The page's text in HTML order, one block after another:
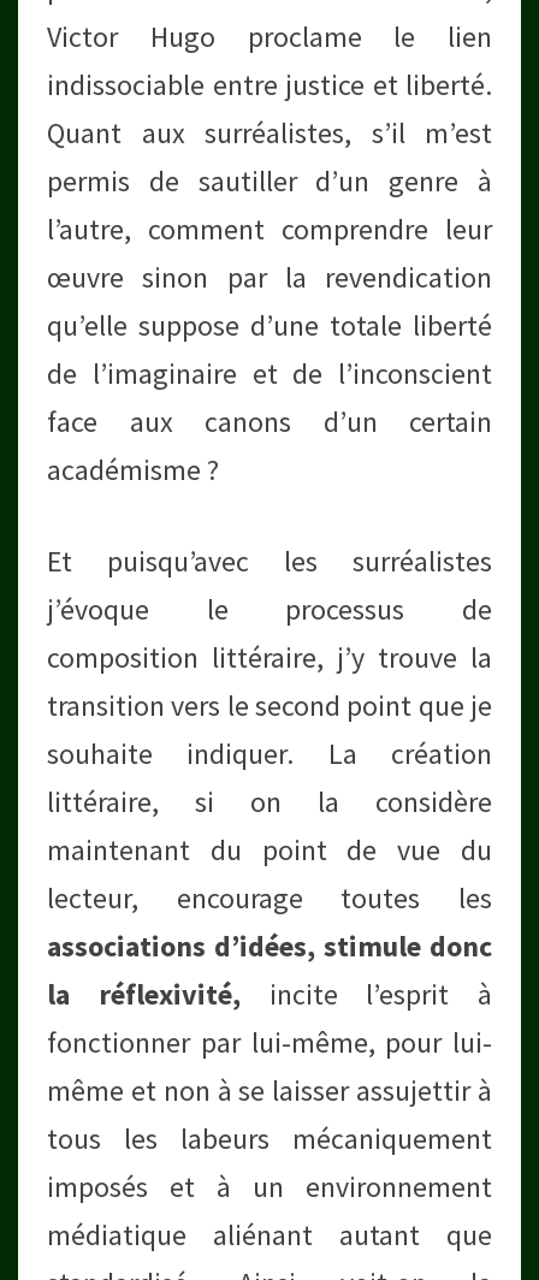
Victor Hugo proclame le lien
indissociable entre justice et liberté.
Quant aux surréalistes, s’il m’est
permis de sautiller d’un genre à
l’autre, comment comprendre leur
œuvre sinon par la revendication
qu’elle suppose d’une totale liberté
de l’imaginaire et de l’inconscient
face aux canons d’un certain
académisme ?
Et puisqu’avec les surréalistes
j’évoque le processus de
composition littéraire, j’y trouve la
transition vers le second point que je
souhaite indiquer. La création
littéraire, si on la considère
maintenant du point de vue du
lecteur, encourage toutes les
associations d’idées, stimule donc
la réflexivité, incite l’esprit à
fonctionner par lui-même, pour lui-
même et non à se laisser assujettir à
tous les labeurs mécaniquement
imposés et à un environnement
médiatique aliénant autant que